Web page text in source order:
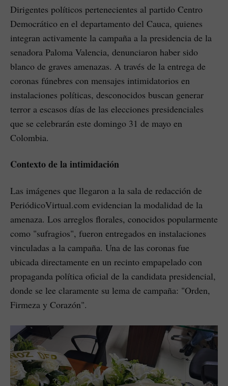
Dirigentes políticos pertenecientes al partido Centro
Democrático en el departamento del Cauca, quienes
integran activamente la campaña a la presidencia de la
senadora Paloma Valencia, denunciaron haber sido
blanco de graves amenazas. A través de la entrega de
coronas fúnebres con mensajes intimidatorios en
instalaciones políticas, desconocidos buscan generar
terror a escasos días de las elecciones presidenciales
que se celebrarán este domingo 31 de mayo en
Colombia.
Contexto de la intimidación
Las imágenes que llegaron a la sala de redacción de
PeriódicoVirtual.com evidencian la modalidad de la
amenaza. Los arreglos florales, conocidos popularmente
como "sufragios", fueron entregados en instalaciones
vinculadas a la campaña. Una de las coronas fue
ubicada directamente en un recinto empapelado con
propaganda política oficial de la candidata presidencial,
donde se lee claramente su lema de campaña: "Orden,
Firmeza y Corazón".